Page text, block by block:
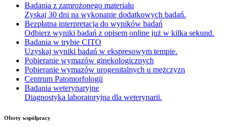
Badania z zamrożonego materiału
Zyskaj 30 dni na wykonanie dodatkowych badań.
Bezpłatna interpretacja do wyników badań
Odbierz wyniki badań z opisem online już w kilka sekund.
Badania w trybie CITO
Uzyskaj wyniki badań w ekspresowym tempie.
Pobieranie wymazów ginekologicznych
Pobieranie wymazów urogenitalnych u mężczyzn
Centrum Patomorfologii
Badania weterynaryjne
Diagnostyka laboratoryjna dla weterynarii.
Oferty współpracy